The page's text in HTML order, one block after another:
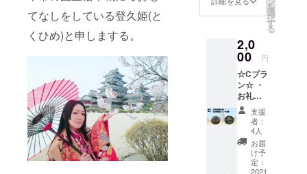
てなしをしている登久姫(と
くひめ)と申しまする。
す。 ＊
備考欄
載＊ お
名前(ハ
ンドル
ネーム
可)をお
知らせ
下さ
い。
を
選
択
す
る
2,0
00 円
☆Cプラ
ン☆ ・
お礼の
御手紙
・松本
城缶
バッチ2
ターン
支援
者：
4人
お届
け予
定：
2021